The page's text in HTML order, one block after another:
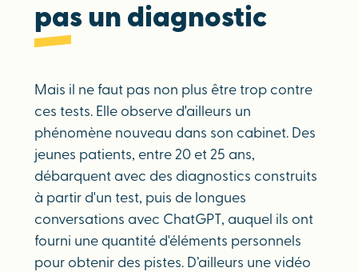
pas un diagnostic
Mais il ne faut pas non plus être trop contre
ces tests. Elle observe d'ailleurs un
phénomène nouveau dans son cabinet. Des
jeunes patients, entre 20 et 25 ans,
débarquent avec des diagnostics construits
à partir d'un test, puis de longues
conversations avec ChatGPT, auquel ils ont
fourni une quantité d'éléments personnels
pour obtenir des pistes. D’ailleurs une vidéo